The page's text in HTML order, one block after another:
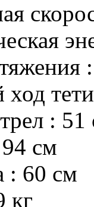
:
ход
: 51
94 см
: 60 см
кг